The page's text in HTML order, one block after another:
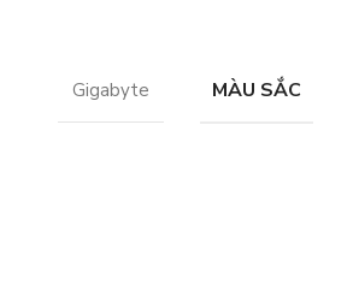
Gigabyte MÀU SẮC